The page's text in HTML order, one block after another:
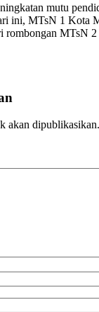
mutu
ini, MTsN 1 Kota
rombongan MTsN
akan dipublikasikan.